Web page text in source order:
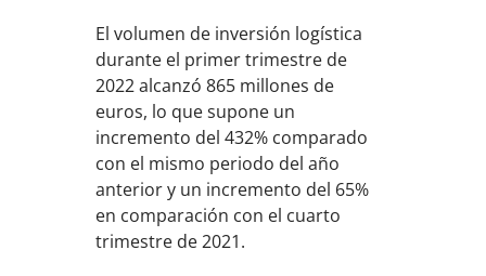
El volumen de inversión logística
durante el primer trimestre de
2022 alcanzó 865 millones de
euros, lo que supone un
incremento del 432% comparado
con el mismo periodo del año
anterior y un incremento del 65%
en comparación con el cuarto
trimestre de 2021.